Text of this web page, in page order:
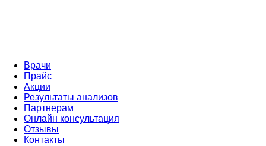
Врачи
Прайс
Акции
Результаты анализов
Партнерам
Онлайн консультация
Отзывы
Контакты